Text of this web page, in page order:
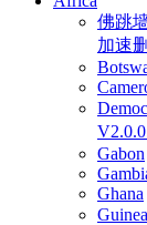
佛跳
加速
Gabon
Ghana
Guinea